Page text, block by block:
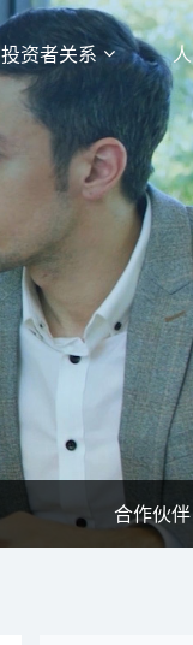
投资者关系
合作伙伴